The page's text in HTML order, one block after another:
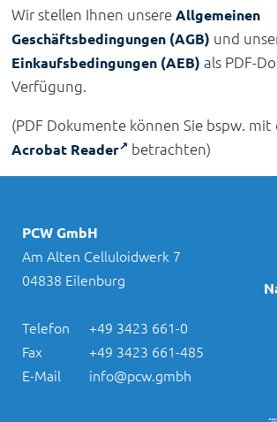
Wir stellen Ihnen unsere Allgemeinen
Geschäftsbedingungen (AGB) und
Einkaufsbedingungen (AEB) als PDF-
Verfügung.
(PDF Dokumente können Sie bspw. mit
Acrobat Reader
betrachten)
PCW GmbH
Am Alten Celluloidwerk 7
04838 Eilenburg
Telefon
+49 3423 661-0
Fax
+49 3423 661-485
E-Mail
info@pcw.gmbh